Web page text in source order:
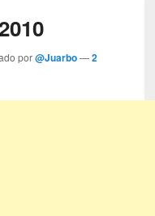
por@Juarbo —2